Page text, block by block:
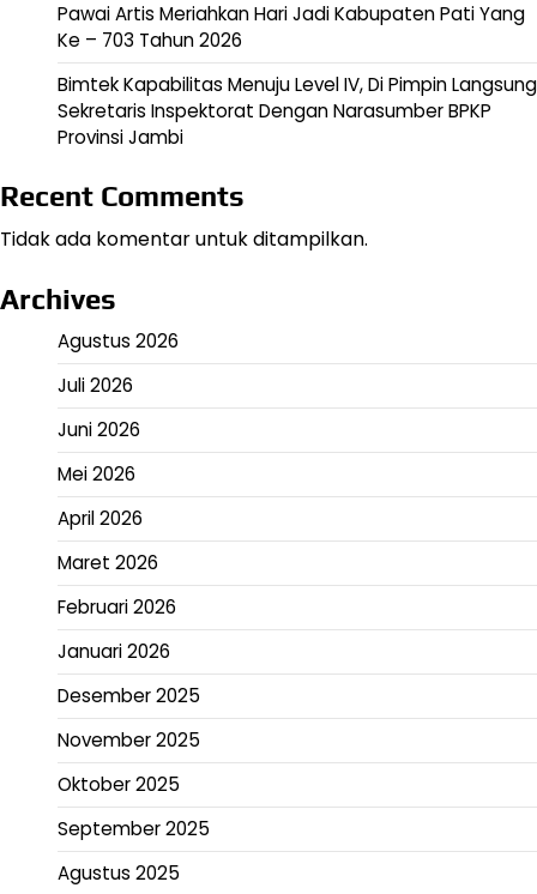
Pawai Artis Meriahkan Hari Jadi Kabupaten Pati Yang
Ke – 703 Tahun 2026
Bimtek Kapabilitas Menuju Level IV, Di Pimpin Langsung
Sekretaris Inspektorat Dengan Narasumber BPKP
Provinsi Jambi
Recent Comments
Tidak ada komentar untuk ditampilkan.
Archives
Agustus 2026
Juli 2026
Juni 2026
Mei 2026
April 2026
Maret 2026
Februari 2026
Januari 2026
Desember 2025
November 2025
Oktober 2025
September 2025
Agustus 2025